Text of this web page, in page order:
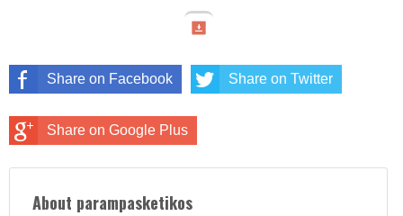
Share on Facebook Share on Twitter
Share on Google Plus
About parampasketikos